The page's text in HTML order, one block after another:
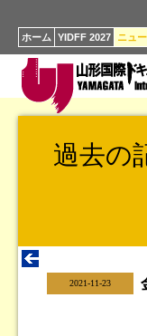
ホーム YIDFF 2027 ニュ
過去の
2021-11-23